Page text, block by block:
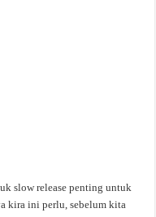
slow release penting untuk
kira ini perlu, sebelum kita